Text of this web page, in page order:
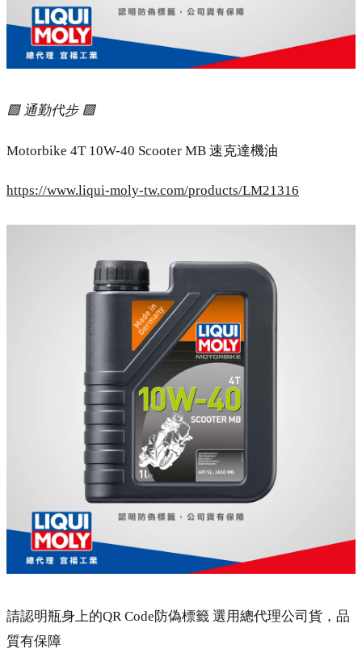
🟩 通勤代步 🟩
Motorbike 4T 10W-40 Scooter MB 速克達機油
https://www.liqui-moly-tw.com/products/LM21316
請認明瓶身上的QR Code防偽標籤 選用總代理公司貨，品
質有保障